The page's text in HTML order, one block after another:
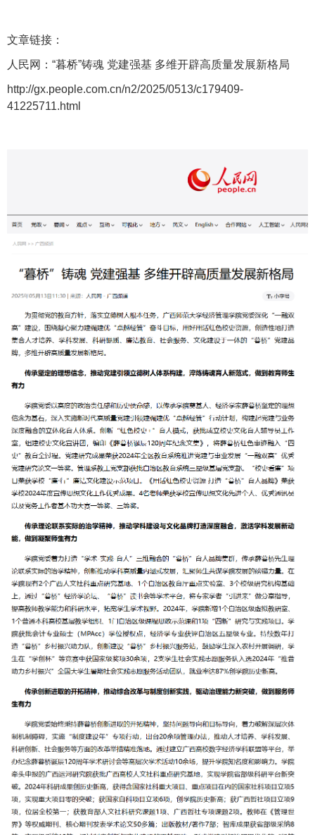
文章链接：
人民网：“暮桥”铸魂 党建强基 多维开辟高质量发展新格局
http://gx.people.com.cn/n2/2025/0513/c179409-
41225711.html